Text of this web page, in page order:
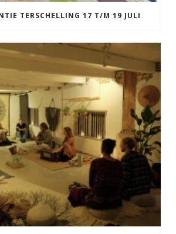
TERSCHELLING 17 T/M 19 JULI